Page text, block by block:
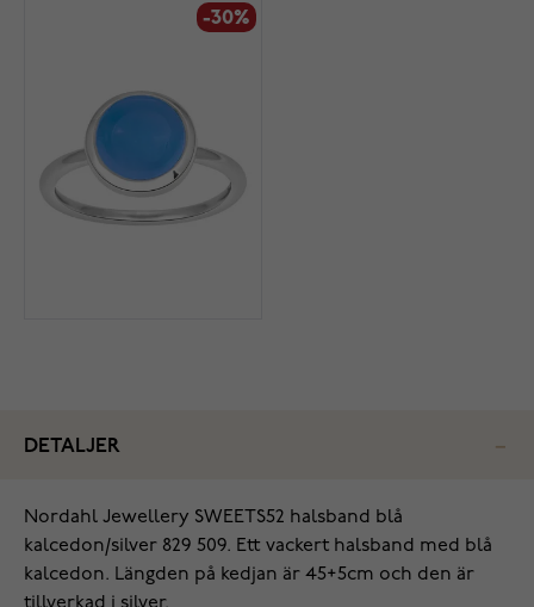
-30%
DETALJER
‌Nordahl Jewellery SWEETS52 halsband blå
kalcedon/silver 829 509. Ett vackert halsband med blå
kalcedon. Längden på kedjan är 45+5cm och den är